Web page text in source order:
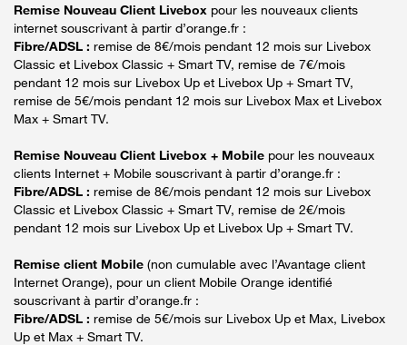
Remise Nouveau Client Livebox pour les nouveaux clients
internet souscrivant à partir d’orange.fr :
Fibre/ADSL : remise de 8€/mois pendant 12 mois sur Livebox
Classic et Livebox Classic + Smart TV, remise de 7€/mois
pendant 12 mois sur Livebox Up et Livebox Up + Smart TV,
remise de 5€/mois pendant 12 mois sur Livebox Max et Livebox
Max + Smart TV.
Remise Nouveau Client Livebox + Mobile pour les nouveaux
clients Internet + Mobile souscrivant à partir d’orange.fr :
Fibre/ADSL : remise de 8€/mois pendant 12 mois sur Livebox
Classic et Livebox Classic + Smart TV, remise de 2€/mois
pendant 12 mois sur Livebox Up et Livebox Up + Smart TV.
Remise client Mobile (non cumulable avec l’Avantage client
Internet Orange), pour un client Mobile Orange identifié
souscrivant à partir d’orange.fr :
Fibre/ADSL : remise de 5€/mois sur Livebox Up et Max, Livebox
Up et Max + Smart TV.